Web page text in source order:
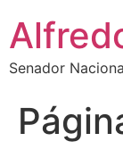
Senador